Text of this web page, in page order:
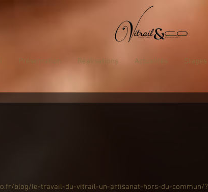
Présentation Réalisations Actualités Stages
blog/le-travail-du-vitrail-un-artisanat-hors-du-commun/?